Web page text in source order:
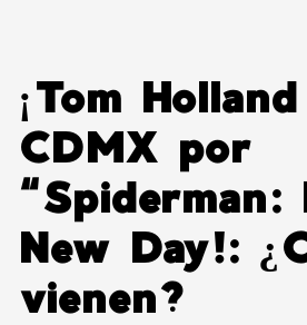
¡Tom
CDMX por
“Spiderman:
New Day!:
vienen?